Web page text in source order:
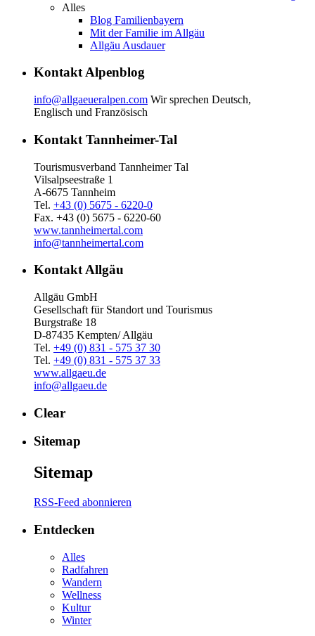
Alles
Blog Familienbayern
Mit der Familie im Allgäu
Allgäu Ausdauer
Kontakt Alpenblog
info@allgaeueralpen.com Wir sprechen Deutsch,
Englisch und Französisch
Kontakt Tannheimer-Tal
Tourismusverband Tannheimer Tal
Vilsalpseestraße 1
A-6675 Tannheim
Tel. +43 (0) 5675 - 6220-0
Fax. +43 (0) 5675 - 6220-60
www.tannheimertal.com
info@tannheimertal.com
Kontakt Allgäu
Allgäu GmbH
Gesellschaft für Standort und Tourismus
Burgstraße 18
D-87435 Kempten/ Allgäu
Tel. +49 (0) 831 - 575 37 30
Tel. +49 (0) 831 - 575 37 33
www.allgaeu.de
info@allgaeu.de
Clear
Sitemap
Sitemap
RSS-Feed abonnieren
Entdecken
Alles
Radfahren
Wandern
Wellness
Kultur
Winter